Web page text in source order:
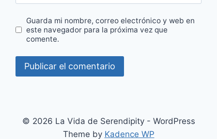
Guarda mi nombre, correo electrónico y web en
este navegador para la próxima vez que
comente.
© 2026 La Vida de Serendipity - WordPress
Theme by Kadence WP